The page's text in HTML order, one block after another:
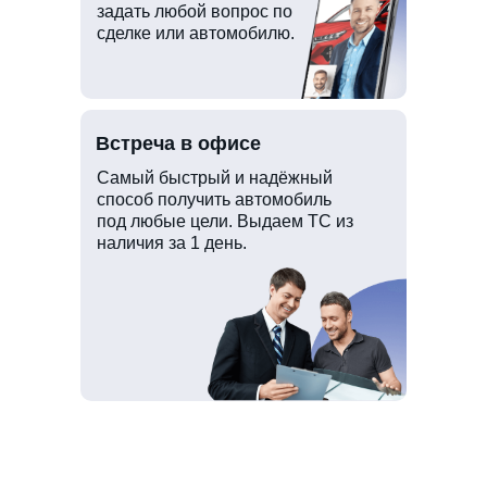
задать любой вопрос по
сделке или автомобилю.
Самый быстрый и надёжный
способ получить автомобиль
под любые цели. Выдаем ТС из
наличия за 1 день.
Встреча в офисе